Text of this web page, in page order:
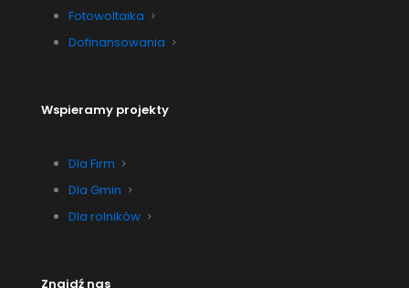
Fotowoltaika
Dofinansowania
Wspieramy projekty
Dla Firm
Dla Gmin
Dla rolników
Znajdź nas